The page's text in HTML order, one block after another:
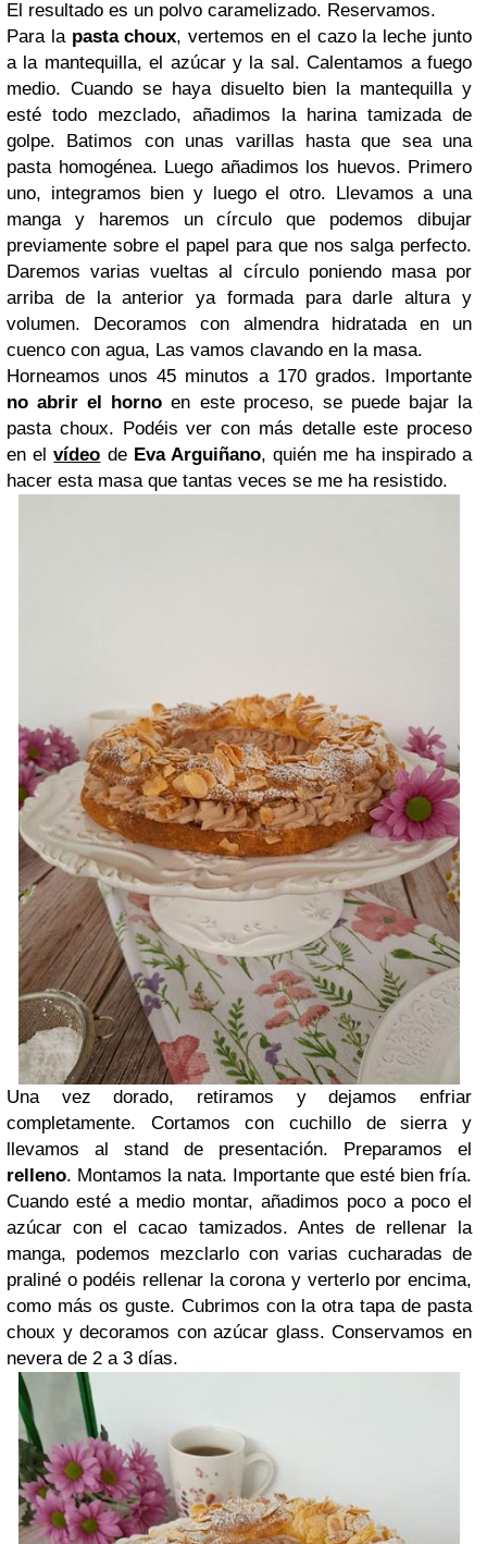
El resultado es un polvo caramelizado. Reservamos.
Para la pasta choux, vertemos en el cazo la leche junto
a la mantequilla, el azúcar y la sal. Calentamos a fuego
medio. Cuando se haya disuelto bien la mantequilla y
esté todo mezclado, añadimos la harina tamizada de
golpe. Batimos con unas varillas hasta que sea una
pasta homogénea. Luego añadimos los huevos. Primero
uno, integramos bien y luego el otro. Llevamos a una
manga y haremos un círculo que podemos dibujar
previamente sobre el papel para que nos salga perfecto.
Daremos varias vueltas al círculo poniendo masa por
arriba de la anterior ya formada para darle altura y
volumen. Decoramos con almendra hidratada en un
cuenco con agua, Las vamos clavando en la masa.
Horneamos unos 45 minutos a 170 grados. Importante
no abrir el hornoen este proceso, se puede bajar la
pasta choux. Podéis ver con más detalle este proceso
en elvídeo de Eva Arguiñano, quién me ha inspirado a
hacer esta masa que tantas veces se me ha resistido.
Una vez dorado, retiramos y dejamos enfriar
completamente. Cortamos con cuchillo de sierra y
llevamos al stand de presentación. Preparamos el
relleno. Montamos la nata. Importante que esté bien fría.
Cuando esté a medio montar, añadimos poco a poco el
azúcar con el cacao tamizados. Antes de rellenar la
manga, podemos mezclarlo con varias cucharadas de
praliné o podéis rellenar la corona y verterlo por encima,
como más os guste. Cubrimos con la otra tapa de pasta
choux y decoramos con azúcar glass. Conservamos en
nevera de 2 a 3 días.